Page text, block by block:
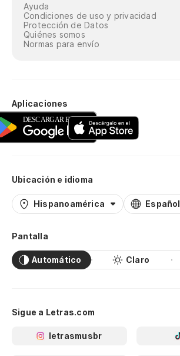
Ayuda
Condiciones de uso y privacidad
Protección de Datos
Quiénes somos
Normas para envío
Aplicaciones
Ubicación e idioma
Hispanoamérica Español
Pantalla
Automático Claro
Sigue a Letras.com
letrasmusbr